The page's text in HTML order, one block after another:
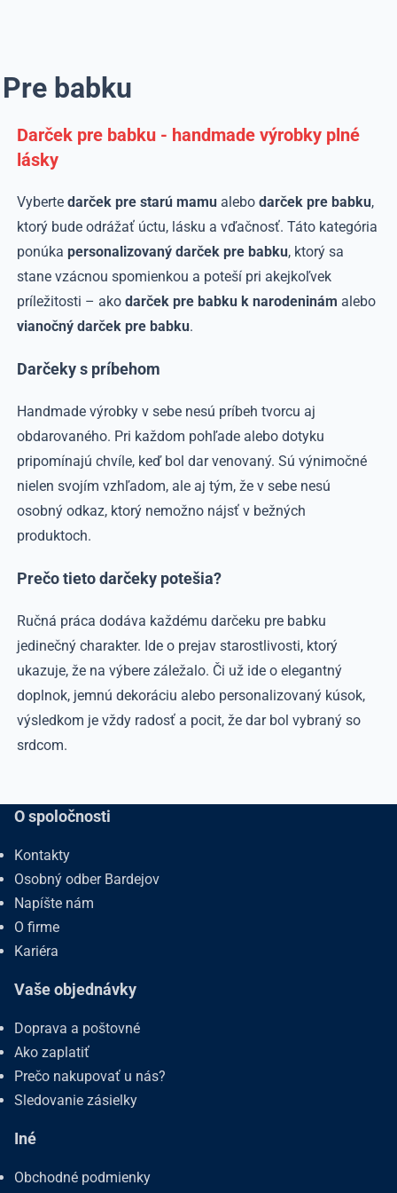
Pre babku
Darček pre babku - handmade výrobky plné
lásky
Vybertedarček pre starú mamu alebodarček pre babku,
ktorý bude odrážať úctu, lásku a vďačnosť. Táto kategória
ponúkapersonalizovaný darček pre babku, ktorý sa
stane vzácnou spomienkou a poteší pri akejkoľvek
príležitosti – akodarček pre babku k narodeninám alebo
vianočný darček pre babku.
Darčeky s príbehom
Handmade výrobky v sebe nesú príbeh tvorcu aj
obdarovaného. Pri každom pohľade alebo dotyku
pripomínajú chvíle, keď bol dar venovaný. Sú výnimočné
nielen svojím vzhľadom, ale aj tým, že v sebe nesú
osobný odkaz, ktorý nemožno nájsť v bežných
produktoch.
Prečo tieto darčeky potešia?
Ručná práca dodáva každému darčeku pre babku
jedinečný charakter. Ide o prejav starostlivosti, ktorý
ukazuje, že na výbere záležalo. Či už ide o elegantný
doplnok, jemnú dekoráciu alebo personalizovaný kúsok,
výsledkom je vždy radosť a pocit, že dar bol vybraný so
srdcom.
O spoločnosti
Kontakty
Osobný odber Bardejov
Napíšte nám
O firme
Kariéra
Vaše objednávky
Doprava a poštovné
Ako zaplatiť
Prečo nakupovať u nás?
Sledovanie zásielky
Iné
Obchodné podmienky